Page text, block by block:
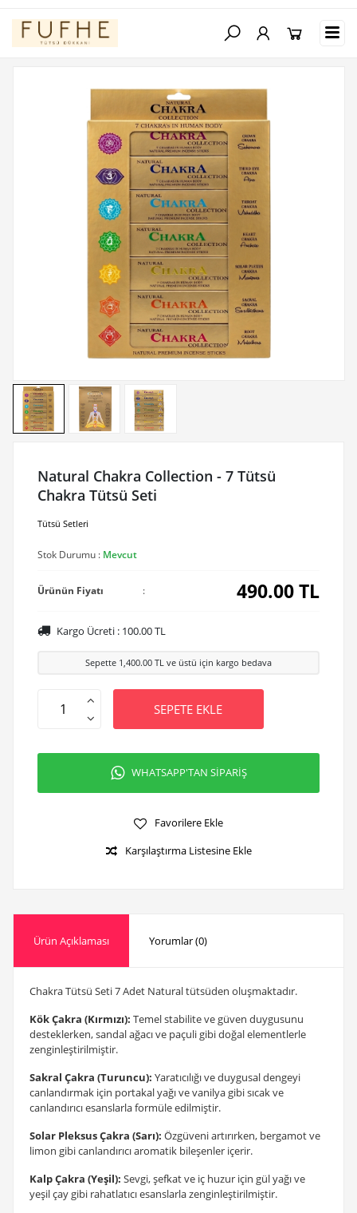
Natural Chakra Collection - 7 Tütsü
Chakra Tütsü Seti
Tütsü Setleri
Stok Durumu : Mevcut
Ürünün Fiyatı : 490.00TL
Kargo Ücreti : 100.00TL
Sepette 1,400.00 TL ve üstü için kargo bedava
SEPETE EKLE
WHATSAPP'TAN SİPARİŞ
Favorilere Ekle
Karşılaştırma Listesine Ekle
Ürün Açıklaması Yorumlar (0)
Chakra Tütsü Seti7 Adet Natural tütsüden oluşmaktadır.
Kök Çakra (Kırmızı): Temel stabilite ve güven duygusunu
desteklerken, sandal ağacı ve paçuli gibi doğal elementlerle
zenginleştirilmiştir.
Sakral Çakra (Turuncu): Yaratıcılığı ve duygusal dengeyi
canlandırmak için portakal yağı ve vanilya gibi sıcak ve
canlandırıcı esanslarla formüle edilmiştir.
Solar Pleksus Çakra (Sarı): Özgüveni artırırken, bergamot ve
limon gibi canlandırıcı aromatik bileşenler içerir.
Kalp Çakra (Yeşil): Sevgi, şefkat ve iç huzur için gül yağı ve
yeşil çay gibi rahatlatıcı esanslarla zenginleştirilmiştir.